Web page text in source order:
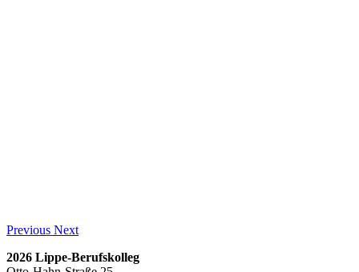
Previous Next
2026 Lippe-Berufskolleg